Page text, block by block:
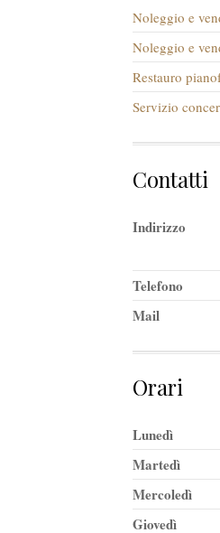
Noleggio e
Noleggio e
Restauro
Servizio
Contatti
Indirizzo
Telefono
Mail
Orari
Lunedì
Martedì
Mercoledì
Giovedì